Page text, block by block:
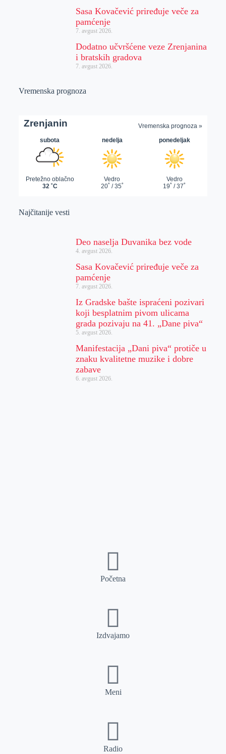
Sasa Kovačević priređuje veče za
pamćenje
7. avgust 2026.
Dodatno učvršćene veze Zrenjanina
i bratskih gradova
7. avgust 2026.
Vremenska prognoza
Najčitanije vesti
Deo naselja Duvanika bez vode
4. avgust 2026.
Sasa Kovačević priređuje veče za
pamćenje
7. avgust 2026.
Iz Gradske bašte ispraćeni pozivari
koji besplatnim pivom ulicama
grada pozivaju na 41. „Dane piva“
5. avgust 2026.
Manifestacija „Dani piva“ protiče u
znaku kvalitetne muzike i dobre
zabave
6. avgust 2026.
Početna
Izdvajamo
Meni
Radio